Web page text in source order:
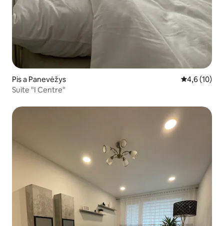
Pis a Panevėžys 4,6 de
4,6 (10)
Suite "I Centre"